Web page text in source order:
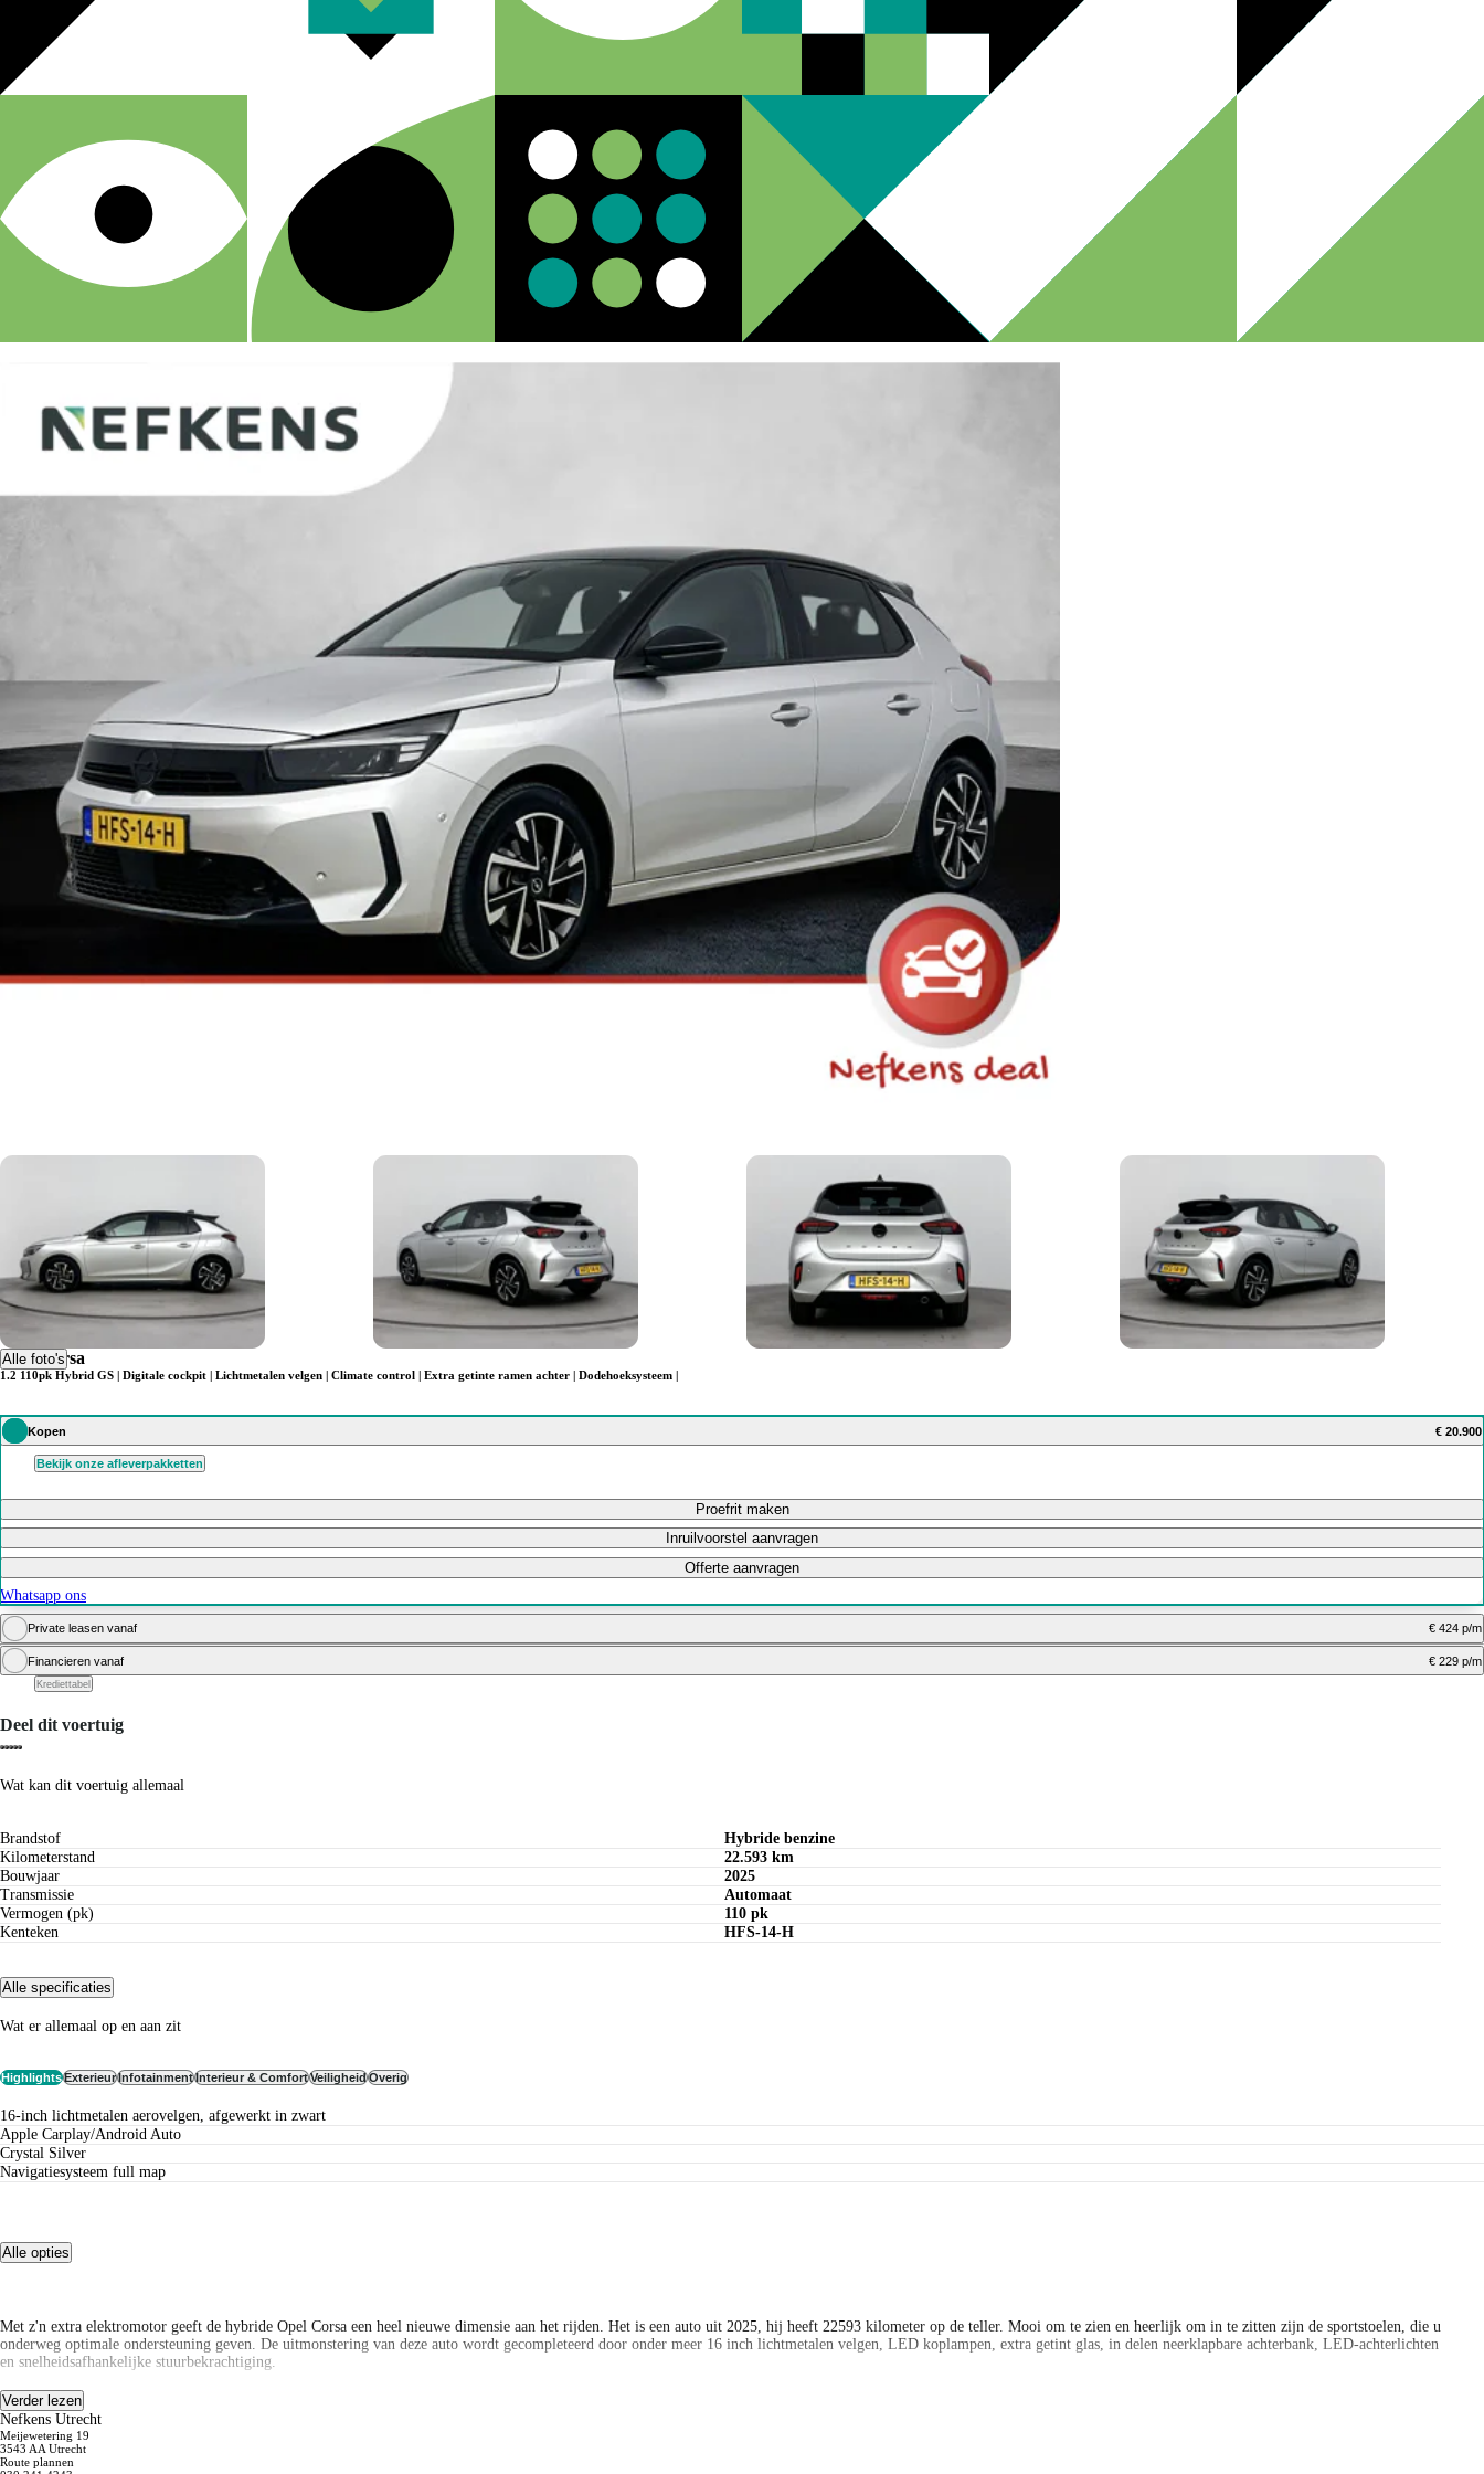
Alle foto's
Opel Corsa
1.2 110pk Hybrid GS | Digitale cockpit | Lichtmetalen velgen | Climate control | Extra getinte ramen achter | Dodehoeksysteem |
Kopen € 20.900
Bekijk onze afleverpakketten
Proefrit maken
Inruilvoorstel aanvragen
Offerte aanvragen
Whatsapp ons
Private leasen vanaf € 424 p/m
Bereken private lease bedrag
Financieren vanaf € 229 p/m
Krediettabel
Deel dit voertuig
Wat kan dit voertuig allemaal
Brandstof
Hybride benzine
Kilometerstand
22.593 km
Bouwjaar
2025
Transmissie
Automaat
Vermogen (pk)
110 pk
Kenteken
HFS-14-H
Alle specificaties
Wat er allemaal op en aan zit
HighlightsExterieurInfotainmentInterieur & ComfortVeiligheidOverig
16-inch lichtmetalen aerovelgen, afgewerkt in zwart
Apple Carplay/Android Auto
Crystal Silver
navigatiesysteem full map
Alle opties
Met z'n extra elektromotor geeft de hybride Opel Corsa een heel nieuwe dimensie aan het rijden. Het is een auto uit 2025, hij heeft 22593 kilometer op de teller. Mooi om te zien en heerlijk om in te zitten zijn de sportstoelen, die u
onderweg optimale ondersteuning geven. De uitmonstering van deze auto wordt gecompleteerd door onder meer 16 inch lichtmetalen velgen, LED koplampen, extra getint glas, in delen neerklapbare achterbank, LED-achterlichten
en snelheidsafhankelijke stuurbekrachtiging.
Het digitale dashboard is qua lay-out en zichtbaarheid superslim ingedeeld. Alle functies in één keer in beeld! Onder alle omstandigheden perfect zicht op wat zich achter de auto afspeelt: de achteruitrijcamera zorgt ervoor! Dankzij
Connected Services houdt u de auto nog gemakkelijker in topconditie. Elke dag. U weet altijd waar u moet zijn, dankzij het full map navigatiesysteem. Met de electronic climate control selecteert u de gewenste temperatuur. Het
systeem doet de rest. Met draadloos opladen, DAB ontvangst, regensensor, cruise control, keyless entry en centrale deurvergrendeling met afstandsbediening is deze auto helemaal compleet.
De intelligente veiligheidssystemen in deze auto waken continu over uw veiligheid. Een belangrijke bijdrage aan de veiligheid onderweg levert de verkeersbord-detectie in deze Opel. Een camera houdt de juiste koers binnen de
Verder lezen
Nefkens Utrecht
Meijewetering 19
3543 AA Utrecht
Route plannen